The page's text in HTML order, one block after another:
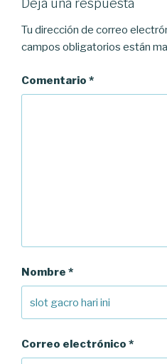
Tu dirección de correo
campos obligatorios están
Comentario *
Nombre *
Correo electrónico *